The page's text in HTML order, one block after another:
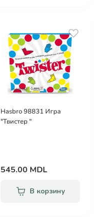
Hasbro 98831 Игра
"Твистер "
545.00 MDL
В корзину